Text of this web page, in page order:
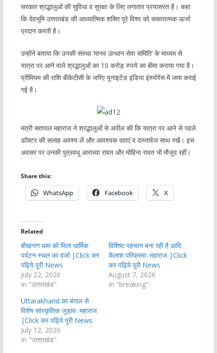
सरकार श्रद्धालुओं की सुविधा व सुरक्षा के लिए लगातार प्रयासरत है। कहा
कि देवभूमि उत्तराखंड की आध्यात्मिक शक्ति पूरे विश्व को सकारात्मक ऊर्जा
प्रदान करती है।
उन्होंने बताया कि उनकी संस्था ‘मानव उत्थान सेवा समिति’ के माध्यम से
यात्रा पर आने वाले श्रद्धालुओं का 10 करोड़ रुपये का बीमा कराया गया है।
प्रीमियम की राशि बीकेटीसी के जरिए यूनाइटेड इंडिया इंश्योरेंस में जमा कराई
गई है।
मंत्री सतपाल महाराज ने श्रद्धालुओं से अपील की कि यात्रा पर आने से पहले
डॉक्टर की सलाह अवश्य लें और आवश्यक दवाएं व दस्तावेज साथ रखें। इस
अवसर पर उनकी पुत्रवधू आराध्या रावत और मोहिना रावत भी मौजूद रहीं।
Share this:
WhatsApp Facebook X
Related
बौखनाग धाम को मिला धार्मिक
पर्यटन स्थल का दर्जा |Click कर
पढ़िये पूरी News
July 22, 2026
In "उत्तराखंड"
विशिष्ट पहचान बना रही है आदि
कैलाश परिक्रमाः महाराज |Click
कर पढ़िये पूरी News
August 7, 2026
In "breaking"
Uttarakhand का बंगाल से
विशेष सांस्कृतिक जुड़ावः महाराज
|Click कर पढ़िये पूरी News
July 12, 2026
In "उत्तराखंड"